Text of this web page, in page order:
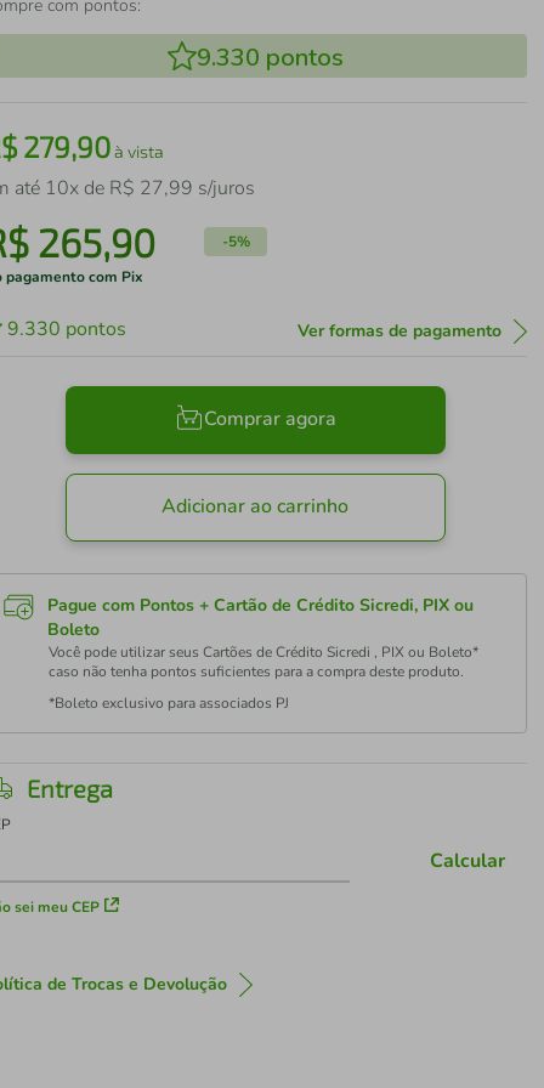
com pontos:
9.330 pontos
279,90à vista
até 10x de R$ 27,99 s/juros
265,90 -5%
pagamento com Pix
9.330 pontos Ver formas de pagamento
Comprar agora
Adicionar ao carrinho
Pague com Pontos + Cartão de Crédito Sicredi, PIX ou
Boleto
Você pode utilizar seus Cartões de Crédito Sicredi , PIX ou Boleto*
caso não tenha pontos suficientes para a compra deste produto.
*Boleto exclusivo para associados PJ
Entrega
sei meu CEP
Calcular
de Trocas e Devolução